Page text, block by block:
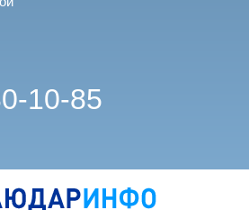
10-85